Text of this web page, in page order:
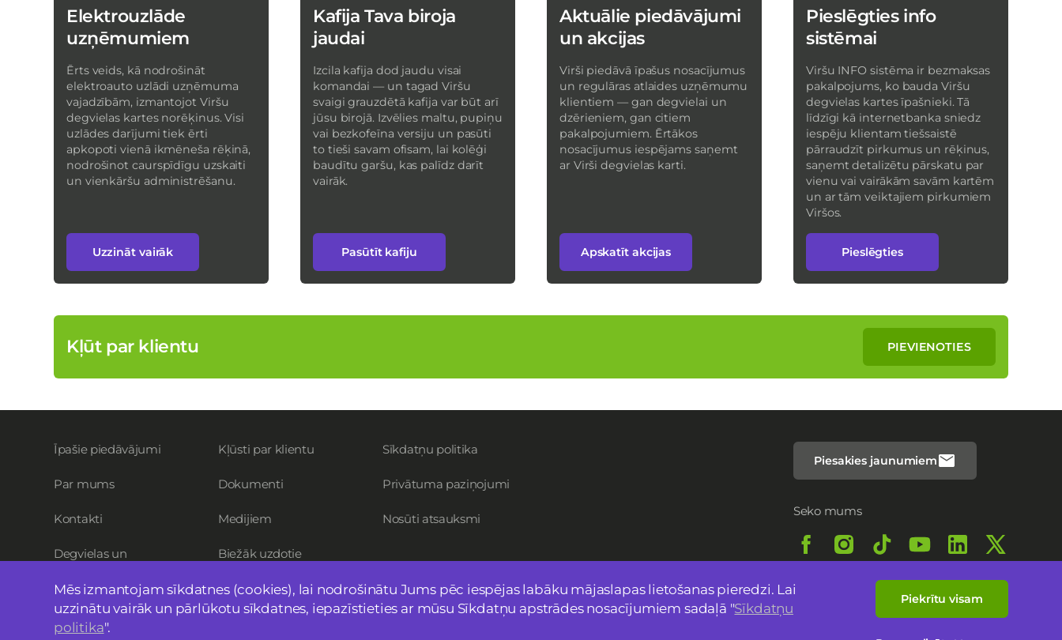
Mēs izmantojam sīkdatnes (cookies), lai nodrošinātu Jums pēc iespējas labāku mājaslapas lietošanas pieredzi. Lai
uzzinātu vairāk un pārlūkotu sīkdatnes, iepazīstieties ar mūsu Sīkdatņu apstrādes nosacījumiem sadaļā "Sīkdatņu
politika".
Piekrītu visam
Elektrouzlāde
uzņēmumiem
Ērts veids, kā nodrošināt
elektroauto uzlādi uzņēmuma
vajadzībām, izmantojot Viršu
degvielas kartes norēķinus. Visi
uzlādes darījumi tiek ērti
apkopoti vienā ikmēneša rēķinā,
nodrošinot caurspīdīgu uzskaiti
un vienkāršu administrēšanu.
Uzzināt vairāk
Kafija Tava biroja
jaudai
Izcila kafija dod jaudu visai
komandai — un tagad Viršu
svaigi grauzdētā kafija var būt arī
jūsu birojā. Izvēlies maltu, pupiņu
vai bezkofeīna versiju un pasūti
to tieši savam ofisam, lai kolēģi
baudītu garšu, kas palīdz darīt
vairāk.
Pasūtīt kafiju
Aktuālie piedāvājumi
un akcijas
Virši piedāvā īpašus nosacījumus
un regulāras atlaides uzņēmumu
klientiem — gan degvielai un
dzērieniem, gan citiem
pakalpojumiem. Ērtākos
nosacījumus iespējams saņemt
ar Virši degvielas karti.
Apskatīt akcijas
Pieslēgties info
sistēmai
Viršu INFO sistēma ir bezmaksas
pakalpojums, ko bauda Viršu
degvielas kartes īpašnieki. Tā
līdzīgi kā internetbanka sniedz
iespēju klientam tiešsaistē
pārraudzīt pirkumus un rēķinus,
saņemt detalizētu pārskatu par
vienu vai vairākām savām kartēm
un ar tām veiktajiem pirkumiem
Viršos.
Pieslēgties
Kļūt par klientu PIEVIENOTIES
Īpašie piedāvājumi Kļūsti par klientu Sīkdatņu politika
Par mums Dokumenti Privātuma paziņojumi
Kontakti Medijiem Nosūti atsauksmi
Degvielas un
Biežāk uzdotie
Piesakies jaunumiem
Seko mums